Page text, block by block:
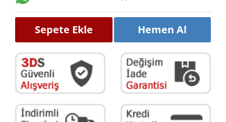
Sepete Ekle Hemen Al